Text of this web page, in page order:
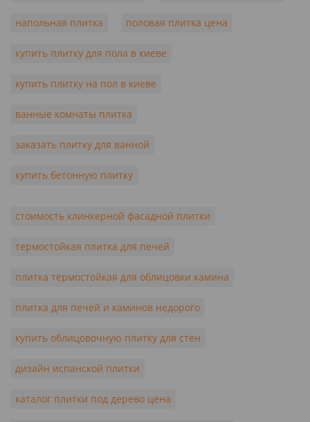
напольная плитка половая плитка цена
купить плитку для пола в киеве
купить плитку на пол в киеве
ванные комнаты плитка
заказать плитку для ванной
купить бетонную плитку
стоимость клинкерной фасадной плитки
термостойкая плитка для печей
плитка термостойкая для облицовки камина
плитка для печей и каминов недорого
купить облицовочную плитку для стен
дизайн испанской плитки
каталог плитки под дерево цена